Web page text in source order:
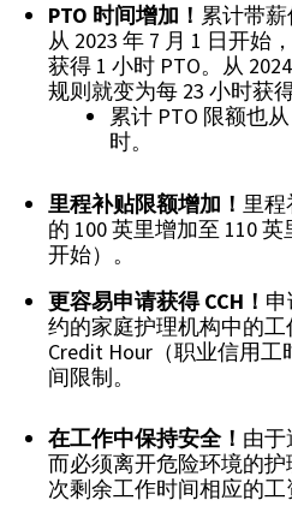
PTO 时间增加！ 累计带薪
从 2023 年 7 月 1 日开始
获得 1 小时 PTO。从
规则就变为每 23 小时获得
累计 PTO 限额也
时。
里程补贴限额增加！ 里
的 100 英里增加至 110 英
开始）。
更容易申请获得CCH ！
约的家庭护理机构中的工
Credit Hour（职业信用工
间限制。
在工作中保持安全！ 由
而必须离开危险环境的
次剩余工作时间相应的工